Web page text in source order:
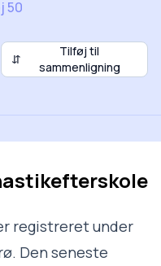
⇵
Tilføj til
sammenligning
50
registreret under
Den seneste